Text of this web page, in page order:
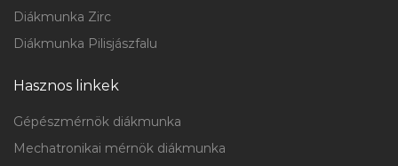
Diákmunka Zirc
Diákmunka Pilisjászfalu
Hasznos linkek
Gépészmérnök diákmunka
Mechatronikai mérnök diákmunka